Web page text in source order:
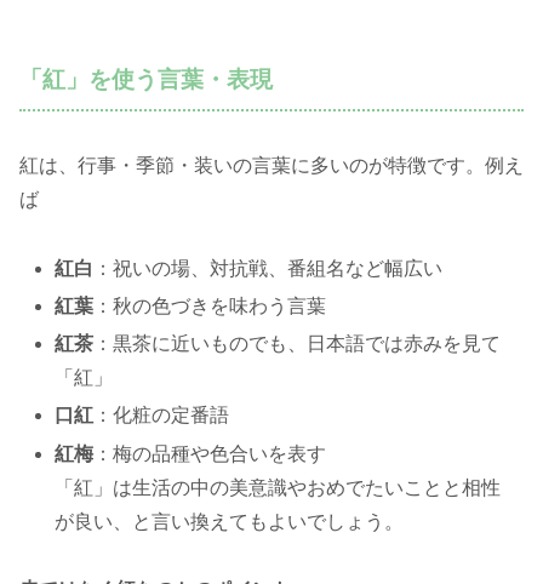
「紅」を使う言葉・表現
紅は、行事・季節・装いの言葉に多いのが特徴です。例え
ば
紅白 ：祝いの場、対抗戦、番組名など幅広い
紅葉 ：秋の色づきを味わう言葉
紅茶 ：黒茶に近いものでも、日本語では赤みを見て
「紅」
口紅 ：化粧の定番語
紅梅 ：梅の品種や色合いを表す
「紅」は生活の中の美意識やおめでたいことと相性
が良い、と言い換えてもよいでしょう。